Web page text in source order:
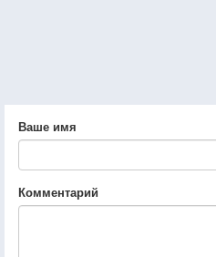
Ваше имя
Комментарий